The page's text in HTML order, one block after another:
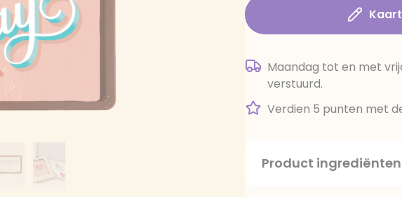
Maandag tot en met
verstuurd.
Verdien 5 punten met
Product ingrediënten